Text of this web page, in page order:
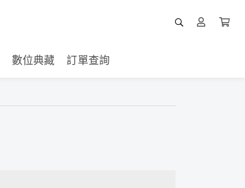
數位典藏 訂單查詢